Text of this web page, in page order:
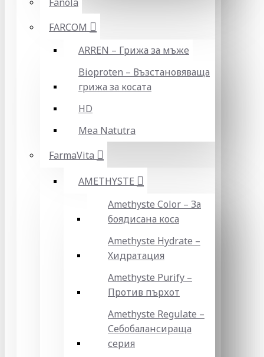
FARCOM
ARREN – Грижа за мъже
Bioproten – Възстановяваща
грижа за косата
HD
Mea Natutra
FarmaVita
AMETHYSTE
Amethyste Color – За
боядисана коса
Amethyste Hydrate –
Хидратация
Amethyste Purify –
Против пърхот
Amethyste Regulate –
Себобалансираща
серия